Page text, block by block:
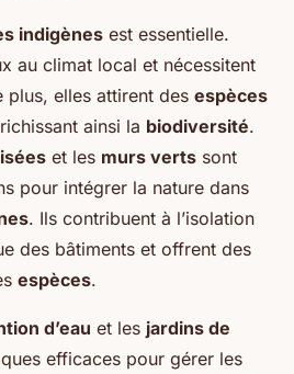
indigènes est essentielle.
au climat local et nécessitent
plus, elles attirent des espèces
ainsi la biodiversité.
et les murs verts sont
pour intégrer la nature dans
. Ils contribuent à l’isolation
des bâtiments et offrent des
espèces.
d’eau et les jardins de
efficaces pour gérer les